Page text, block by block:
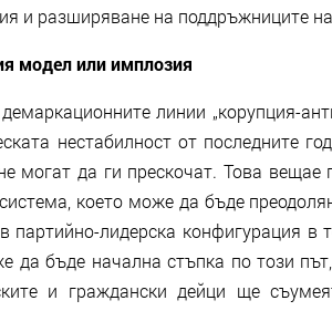
и разширяване на поддръжниците
модел или имплозия
линии „корупция-
нестабилност от последните
могат да ги прескочат. Това
което може да бъде
партийно-лидерска конфигурация
да бъде начална стъпка по този
и граждански дейци ще